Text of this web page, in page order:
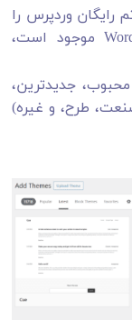
بعدی، می توانید بیش از 11000 تم رایگان وردپرس را
که در فهرست رسمی تم های WordPress.org موجود است،
جدیدترین،
طرح، و غیره)